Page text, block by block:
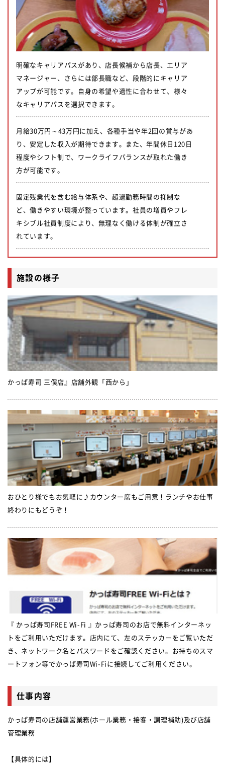
明確なキャリアパスがあり、店長候補から店長、エリア
マネージャー、さらには部長職など、段階的にキャリア
アップが可能です。自身の希望や適性に合わせて、様々
なキャリアパスを選択できます。
月給30万円～43万円に加え、各種手当や年2回の賞与があ
り、安定した収入が期待できます。また、年間休日120日
程度やシフト制で、ワークライフバランスが取れた働き
方が可能です。
固定残業代を含む給与体系や、超過勤務時間の抑制な
ど、働きやすい環境が整っています。社員の増員やフレ
キシブル社員制度により、無理なく働ける体制が確立さ
れています。
施設の様子
かっぱ寿司 三俣店』店舗外観「西から」
おひとり様でもお気軽に♪カウンター席もご用意！ランチやお仕事
終わりにもどうぞ！
『 かっぱ寿司FREE Wi-Fi 』かっぱ寿司のお店で無料インターネッ
トをご利用いただけます。店内にて、左のステッカーをご覧いただ
き、ネットワーク名とパスワードをご確認ください。お持ちのスマ
ートフォン等でかっぱ寿司Wi-Fiに接続してご利用ください。
仕事内容
かっぱ寿司の店舗運営業務(ホール業務・接客・調理補助)及び店舗
管理業務
【具体的には】